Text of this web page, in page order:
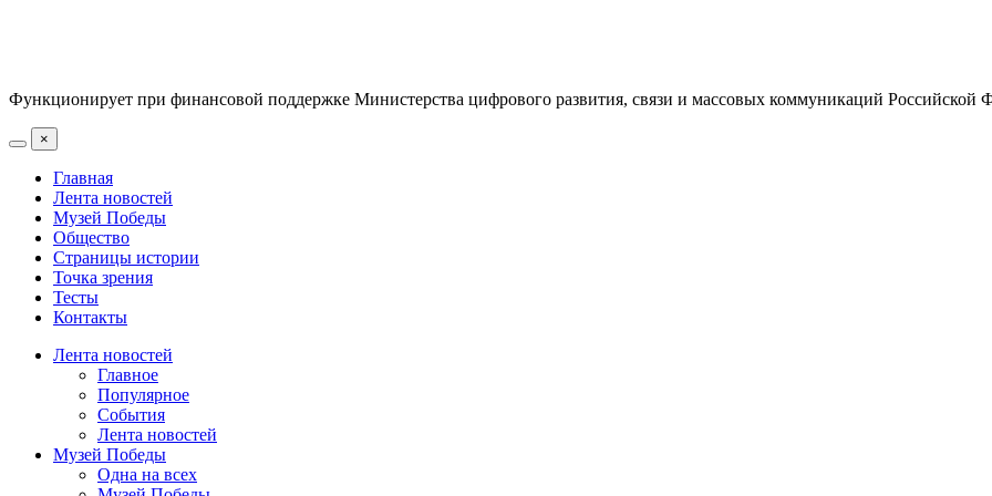
Функционирует при финансовой поддержке Министерства цифрового развития, связи и массовых коммуникаций Российской
×
Главная
Лента новостей
Музей Победы
Общество
Страницы истории
Точка зрения
Тесты
Контакты
Лента новостей
Главное
Популярное
События
Лента новостей
Музей Победы
Одна на всех